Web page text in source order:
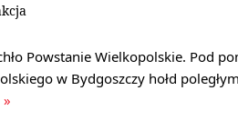
Powstanie Wielkopolskie. Pod
w Bydgoszczy hołd